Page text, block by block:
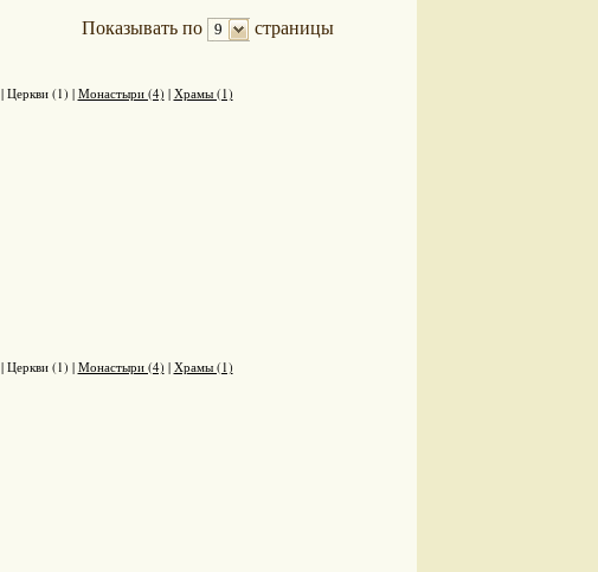
Показывать по 9 страницы
| Церкви (1) | Монастыри (4) | Храмы (1)
| Церкви (1) | Монастыри (4) | Храмы (1)